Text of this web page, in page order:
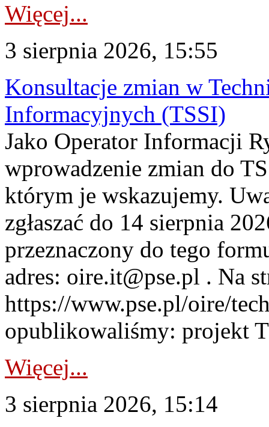
Więcej...
3 sierpnia 2026, 15:55
Konsultacje zmian w
Informacyjnych (TSSI)
Jako Operator Informacji
wprowadzenie zmian do
którym je wskazujemy.
zgłaszać do 14 sierpnia
przeznaczony do tego
adres: oire.it@pse.pl . Na
https://www.pse.pl/oire/
opublikowaliśmy: projekt
Więcej...
3 sierpnia 2026, 15:14